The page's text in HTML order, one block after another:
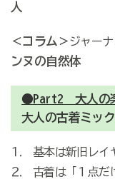
人
＜コラム＞ジャー
ンヌの自然体
●Part2 大人の
大人の古着ミッ
⒈ 基本は新旧レイ
⒉ 古着は「１点だ